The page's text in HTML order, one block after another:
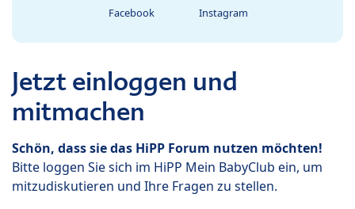
Facebook Instagram
Jetzt einloggen und
mitmachen
Schön, dass sie das HiPP Forum nutzen möchten!
Bitte loggen Sie sich im HiPP Mein BabyClub ein, um
mitzudiskutieren und Ihre Fragen zu stellen.